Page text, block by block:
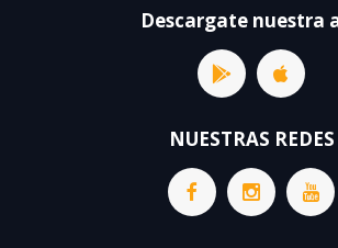
Descargate nuestra
NUESTRAS REDES